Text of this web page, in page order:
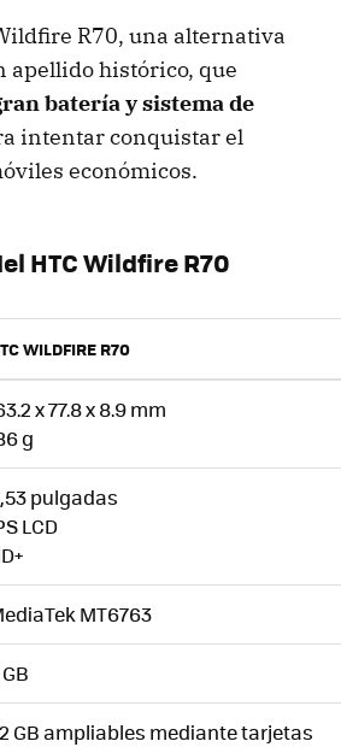
R70, una alternativa
apellido histórico, que
batería y sistema de
intentar conquistar el
económicos.
HTC Wildfire R70
WILDFIRE R70
x 77.8 x 8.9 mm
g
pulgadas
LCD
MT6763
GB ampliables mediante tarjetas